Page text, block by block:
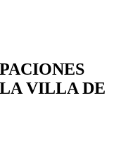
VILLA DE